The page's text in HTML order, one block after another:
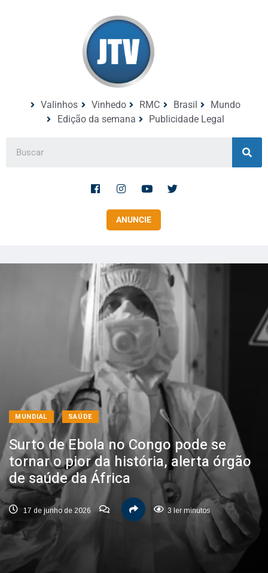
Valinhos Vinhedo RMC Brasil
Mundo
Edição da semana
Publicidade Legal
ANUNCIE
MUNDIAL SAÚDE
Surto de Ebola no Congo pode se
tornar o pior da história, alerta órgão
de saúde da África
17 de junho de 2026 3 ler minutos